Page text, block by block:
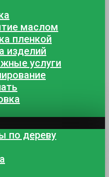
маслом
пленкой
изделий
услуги
по дереву